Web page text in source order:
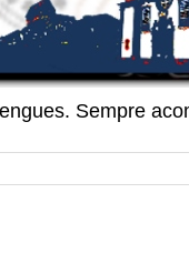
Sempre